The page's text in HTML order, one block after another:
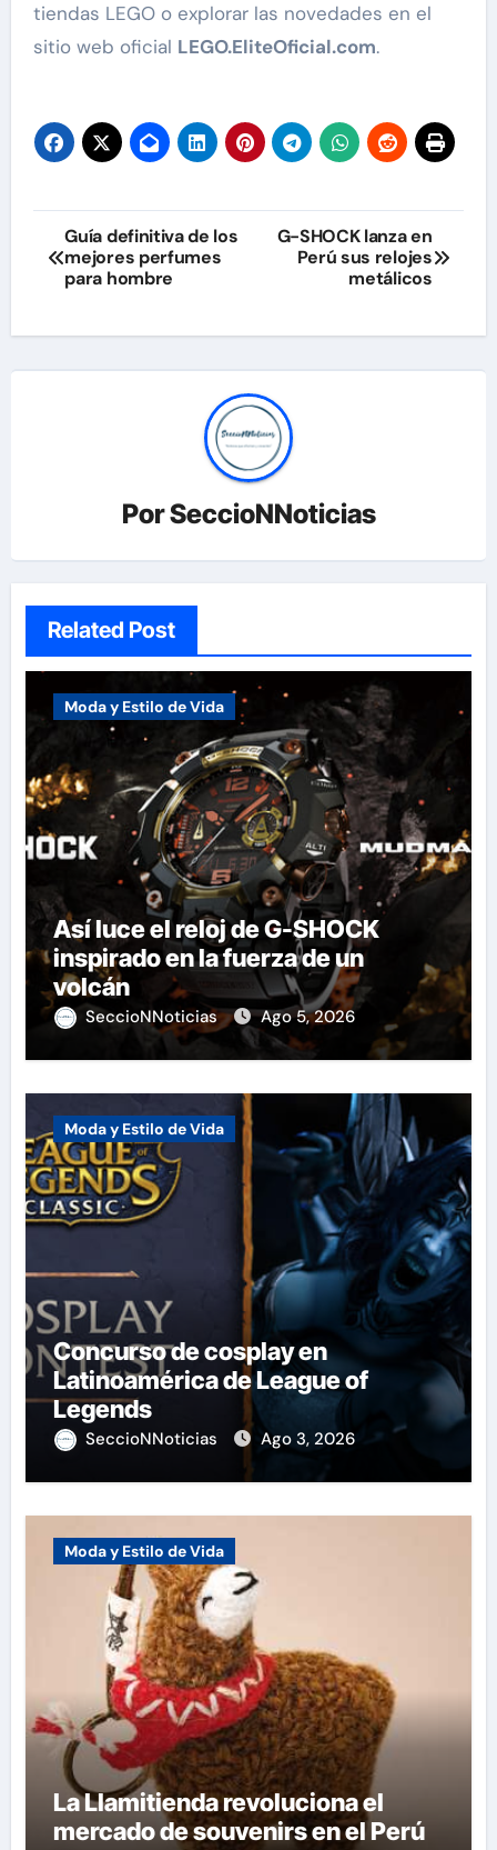
tiendas LEGO o explorar las novedades en el
sitio web oficial LEGO.EliteOficial.com.
Navegación
de
Guía definitiva de los
mejores perfumes
para hombre
G-SHOCK lanza en
Perú sus relojes
metálicos
PorSeccioNNoticias
Related Post
Moda y Estilo de Vida
Así luce el reloj de G-SHOCK
inspirado en la fuerza de un
volcán
SeccioNNoticias Ago 5, 2026
Moda y Estilo de Vida
Concurso de cosplay en
Latinoamérica de League of
Legends
SeccioNNoticias Ago 3, 2026
Moda y Estilo de Vida
La Llamitienda revoluciona el
mercado de souvenirs en el Perú